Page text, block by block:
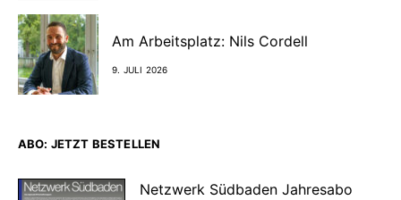
Am Arbeitsplatz: Nils Cordell
9. JULI 2026
ABO: JETZT BESTELLEN
Netzwerk Südbaden Jahresabo